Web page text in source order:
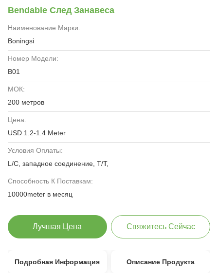
Bendable След Занавеса
Наименование Марки:
Boningsi
Номер Модели:
В01
МОК:
200 метров
Цена:
USD 1.2-1.4 Meter
Условия Оплаты:
L/C, западное соединение, T/T,
Способность К Поставкам:
10000meter в месяц
Лучшая Цена Свяжитесь Сейчас
Подробная Информация Описание Продукта